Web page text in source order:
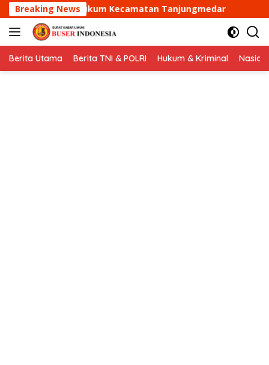
Langsung
ke
konten
Breaking News
Kecamatan Tanjungmedar Aipda Dani Santika
Berita Utama Berita TNI & POLRI Hukum & Kriminal